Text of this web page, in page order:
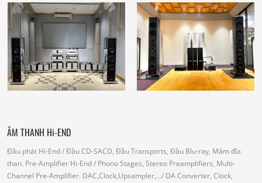
ÂM THANH Hi-END
Đầu phát Hi-End/ Đầu CD-SACD, Đầu Transports, Đầu Blu-ray, Mâm đĩa
than. Pre-Amplifier Hi-End/ Phono Stages, Stereo Preamplifiers, Multi-
Channel Pre-Amplifier. DAC,Clock,Upsampler,.../ DA Converter, Clock,